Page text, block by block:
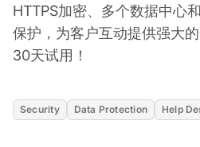
HTTPS加密、多个数据中心
保护，为客户互动提供强大
30天试用！
Security Data Protection Help